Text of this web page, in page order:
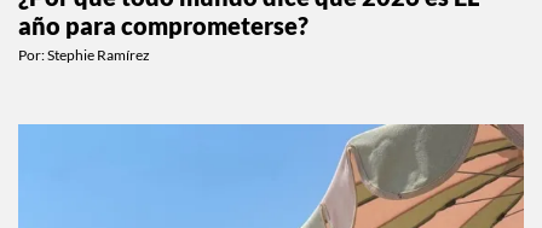
ESTILO DE VIDA
año para comprometerse?